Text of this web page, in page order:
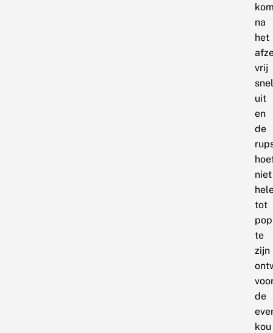
na
het
vrij
snel
uit
en
de
niet
tot
pop
te
zijn
de
kou